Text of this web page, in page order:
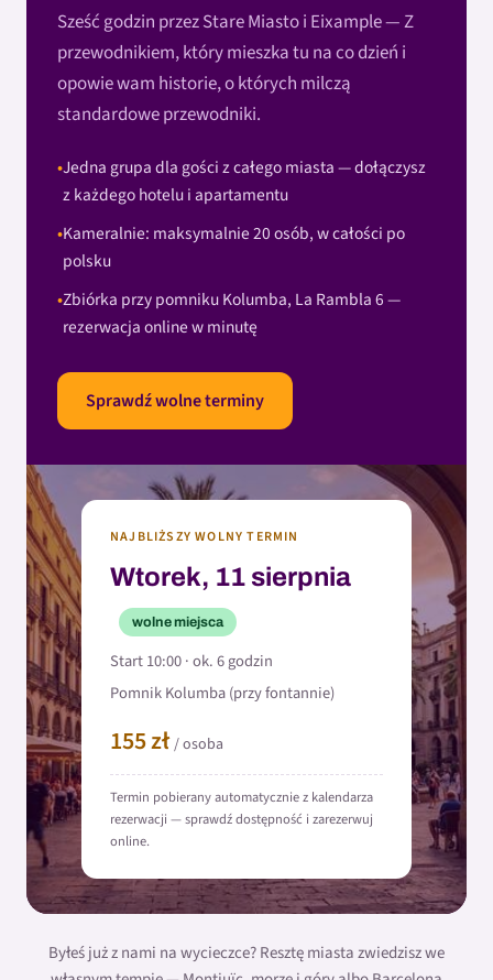
Sześć godzin przez Stare Miasto i Eixample — Z
przewodnikiem, który mieszka tu na co dzień i
opowie wam historie, o których milczą
standardowe przewodniki.
Jedna grupa dla gości z całego miasta — dołączysz
z każdego hotelu i apartamentu
Kameralnie: maksymalnie 20 osób, w całości po
polsku
Zbiórka przy pomniku Kolumba, La Rambla 6 —
rezerwacja online w minutę
Sprawdź wolne terminy
NAJBLIŻSZY WOLNY TERMIN
Wtorek, 11 sierpnia
wolne miejsca
Start 10:00 · ok. 6 godzin
Pomnik Kolumba (przy fontannie)
155 zł/ osoba
Termin pobierany automatycznie z kalendarza
rezerwacji — sprawdź dostępność i zarezerwuj
online.
Byłeś już z nami na wycieczce? Resztę miasta zwiedzisz we